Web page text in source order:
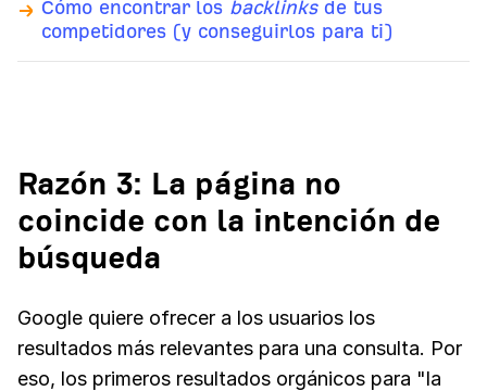
Cómo encontrar los backlinksde tus
competidores (y conseguirlos para ti)
Razón 3: La página no
coincide con la intención de
búsqueda
Google quiere ofrecer a los usuarios los
resultados más relevantes para una consulta. Por
eso, los primeros resultados orgánicos para "la